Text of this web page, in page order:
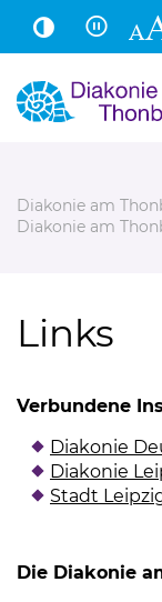
Diakonie am
Diakonie am
Links
Verbundene
Diakonie
Diakonie
Stadt
Die Diakonie